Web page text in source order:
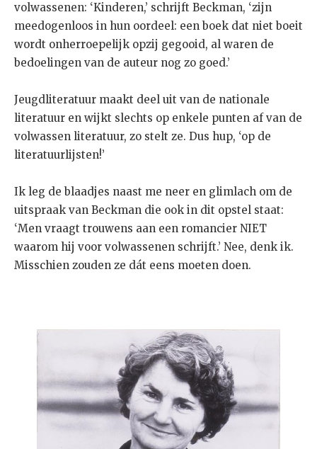
volwassenen: ‘Kinderen,’ schrijft Beckman, ‘zijn
meedogenloos in hun oordeel: een boek dat niet boeit
wordt onherroepelijk opzij gegooid, al waren de
bedoelingen van de auteur nog zo goed.’
Jeugdliteratuur maakt deel uit van de nationale
literatuur en wijkt slechts op enkele punten af van de
volwassen literatuur, zo stelt ze. Dus hup, ‘op de
literatuurlijsten!’
Ik leg de blaadjes naast me neer en glimlach om de
uitspraak van Beckman die ook in dit opstel staat:
‘Men vraagt trouwens aan een romancier NIET
waarom hij voor volwassenen schrijft.’ Nee, denk ik.
Misschien zouden ze dát eens moeten doen.